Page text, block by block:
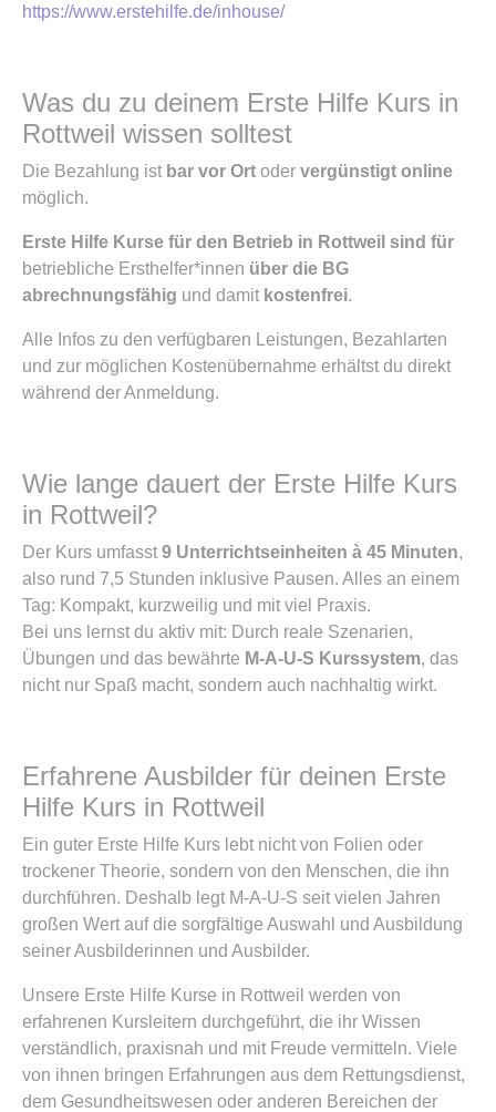
https://www.erstehilfe.de/inhouse/
Was du zu deinem Erste Hilfe Kurs in
Rottweil wissen solltest
Die Bezahlung ist bar vor Ort oder vergünstigt online
möglich.
Erste Hilfe Kurse für den Betrieb in Rottweil sind für
betriebliche Ersthelfer*innen über die BG
abrechnungsfähig und damit kostenfrei.
Alle Infos zu den verfügbaren Leistungen, Bezahlarten
und zur möglichen Kostenübernahme erhältst du direkt
während der Anmeldung.
Wie lange dauert der Erste Hilfe Kurs
in Rottweil?
Der Kurs umfasst 9 Unterrichtseinheiten à 45 Minuten,
also rund 7,5 Stunden inklusive Pausen. Alles an einem
Tag: Kompakt, kurzweilig und mit viel Praxis.
Bei uns lernst du aktiv mit: Durch reale Szenarien,
Übungen und das bewährte M-A-U-S Kurssystem, das
nicht nur Spaß macht, sondern auch nachhaltig wirkt.
Erfahrene Ausbilder für deinen Erste
Hilfe Kurs in Rottweil
Ein guter Erste Hilfe Kurs lebt nicht von Folien oder
trockener Theorie, sondern von den Menschen, die ihn
durchführen. Deshalb legt M-A-U-S seit vielen Jahren
großen Wert auf die sorgfältige Auswahl und Ausbildung
seiner Ausbilderinnen und Ausbilder.
Unsere Erste Hilfe Kurse in Rottweil werden von
erfahrenen Kursleitern durchgeführt, die ihr Wissen
verständlich, praxisnah und mit Freude vermitteln. Viele
von ihnen bringen Erfahrungen aus dem Rettungsdienst,
dem Gesundheitswesen oder anderen Bereichen der